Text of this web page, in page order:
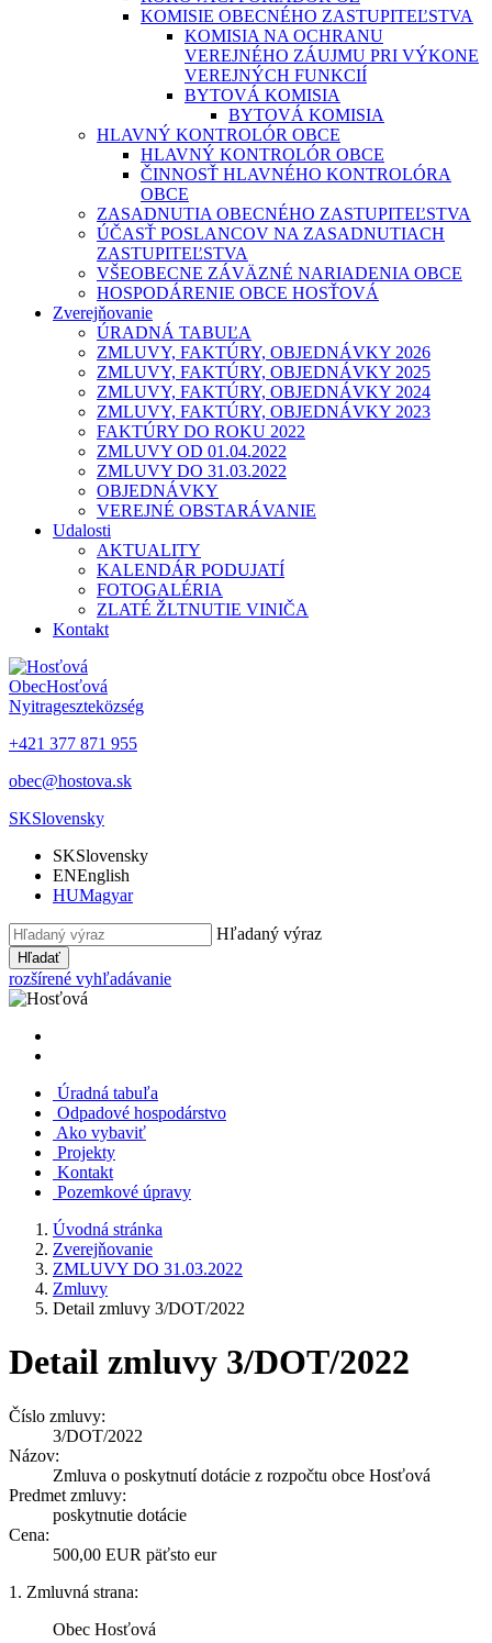
KOMISIE OBECNÉHO ZASTUPITEĽSTVA
KOMISIA NA OCHRANU
VEREJNÉHO ZÁUJMU PRI VÝKONE
VEREJNÝCH FUNKCIÍ
BYTOVÁ KOMISIA
BYTOVÁ KOMISIA
HLAVNÝ KONTROLÓR OBCE
HLAVNÝ KONTROLÓR OBCE
ČINNOSŤ HLAVNÉHO KONTROLÓRA
OBCE
ZASADNUTIA OBECNÉHO ZASTUPITEĽSTVA
ÚČASŤ POSLANCOV NA ZASADNUTIACH
ZASTUPITEĽSTVA
VŠEOBECNE ZÁVÄZNÉ NARIADENIA OBCE
HOSPODÁRENIE OBCE HOSŤOVÁ
Zverejňovanie
ÚRADNÁ TABUĽA
ZMLUVY, FAKTÚRY, OBJEDNÁVKY 2026
ZMLUVY, FAKTÚRY, OBJEDNÁVKY 2025
ZMLUVY, FAKTÚRY, OBJEDNÁVKY 2024
ZMLUVY, FAKTÚRY, OBJEDNÁVKY 2023
FAKTÚRY DO ROKU 2022
ZMLUVY OD 01.04.2022
ZMLUVY DO 31.03.2022
OBJEDNÁVKY
VEREJNÉ OBSTARÁVANIE
Udalosti
AKTUALITY
KALENDÁR PODUJATÍ
FOTOGALÉRIA
ZLATÉ ŽLTNUTIE VINIČA
Kontakt
ObecHosťová
Nyitrageszteközség
+421 377 871 955
obec@hostova.sk
SKSlovensky
SKSlovensky
ENEnglish
HUMagyar
Hľadaný výraz
Hľadať
rozšírené vyhľadávanie
Úradná tabuľa
Odpadové hospodárstvo
Ako vybaviť
Projekty
Kontakt
Pozemkové úpravy
Úvodná stránka
Zverejňovanie
ZMLUVY DO 31.03.2022
Zmluvy
Detail zmluvy 3/DOT/2022
Detail zmluvy 3/DOT/2022
Číslo zmluvy:
3/DOT/2022
Názov:
Zmluva o poskytnutí dotácie z rozpočtu obce Hosťová
Predmet zmluvy:
poskytnutie dotácie
Cena:
500,00 EUR päťsto eur
1. Zmluvná strana:
Obec Hosťová